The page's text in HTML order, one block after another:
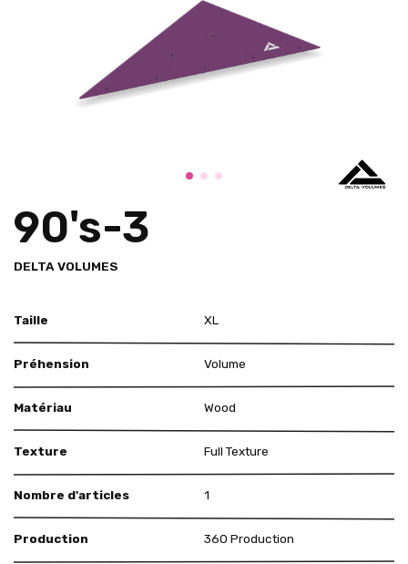
90's-3
DELTA VOLUMES
Taille XL
Préhension Volume
Matériau Wood
Texture Full Texture
Nombre d'articles 1
Production 360 Production